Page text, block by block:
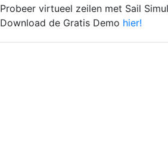
Probeer virtueel zeilen met Sail
Download de Gratis Demo hier!